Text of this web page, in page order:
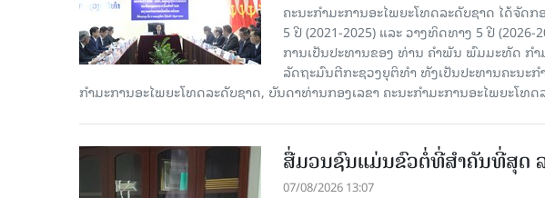
ຄະນະກຳມະການອະໄພຍະໂທດລະດັບຊາດ ໄດ້ຈັດ
5 ປີ (2021-2025) ແລະ ວາງທິດທາງ 5 ປີ
ການເປັນປະທານຂອງ ທ່ານ ຄໍາພັນ ພົມມະທັດ ກ
ລັດຖະມົນຕີກະຊວງຍຸຕິທຳ ທັງເປັນປະທານຄະນະ
ກໍາມະການອະໄພຍະໂທດລະດັບຊາດ, ບັນດາທ່ານກອງເລຂາ ຄະນະກຳມະການອະໄພຍະໂທ
ສື່ມວນຊົນແມ່ນຂົວຕໍ່ທີ່ສໍາຄັນທີ່ສຸດ
07/08/2026 13:07